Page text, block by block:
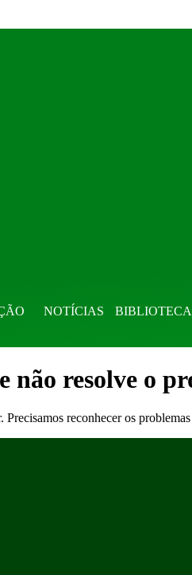
NOTÍCIAS BIBLIOTECA
não resolve o
reconhecer os